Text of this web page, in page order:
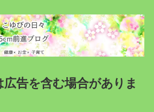
広告を含む場合がありま